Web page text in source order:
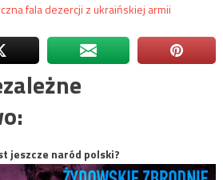
fala dezercji z ukraińskiej armii
jeszcze naród polski?